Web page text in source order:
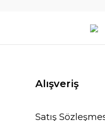
Alışveriş
Satış